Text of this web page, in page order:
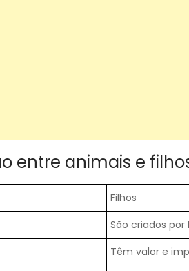
entre animais e
Filhos
São criados
Têm valor e